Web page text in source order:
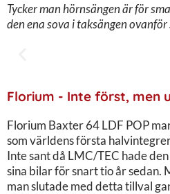
Tycker man hörnsängen är för
den ena sova i taksängen
Florium - Inte först, men
Florium Baxter 64 LDF POP
som världens första
Inte sant då LMC/TEC hade
sina bilar för snart tio år sedan.
man slutade med detta tillval